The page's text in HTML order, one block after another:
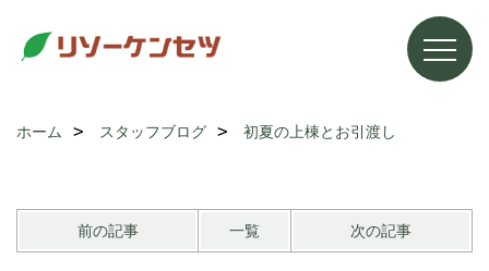
ホーム スタッフブログ 初夏の上棟とお引渡し
前の記事 一覧 次の記事